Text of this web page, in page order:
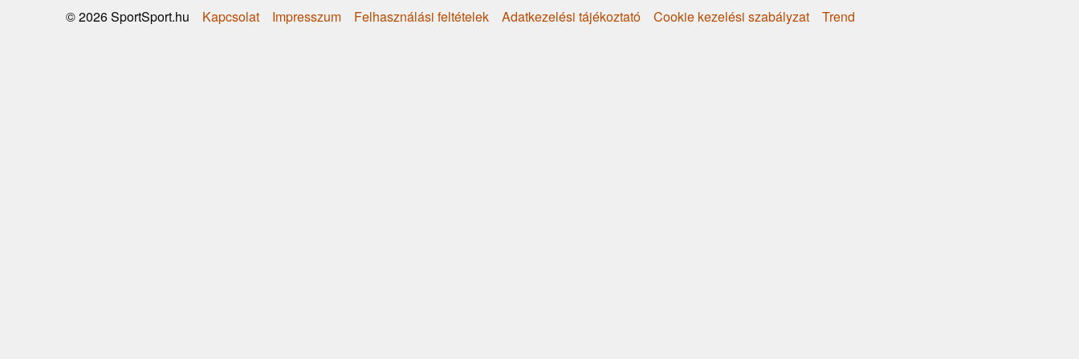
© 2026 SportSport.hu Kapcsolat Impresszum Felhasználási feltételek Adatkezelési tájékoztató Cookie kezelési szabályzat Trend